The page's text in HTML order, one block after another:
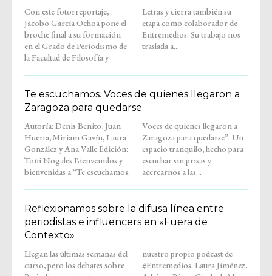
Con este fotorreportaje,
Jacobo García Ochoa pone el
broche final a su formación
en el Grado de Periodismo de
la Facultad de Filosofía y
Letras y cierra también su
etapa como colaborador de
Entremedios. Su trabajo nos
traslada a...
Te escuchamos. Voces de quienes llegaron a
Zaragoza para quedarse
Autoría: Denis Benito, Juan
Huerta, Miriam Gavín, Laura
González y Ana Valle Edición:
Toñi Nogales Bienvenidos y
bienvenidas a “Te escuchamos.
Voces de quienes llegaron a
Zaragoza para quedarse”. Un
espacio tranquilo, hecho para
escuchar sin prisas y
acercarnos a las...
Reflexionamos sobre la difusa línea entre
periodistas e influencers en «Fuera de
Contexto»
Llegan las últimas semanas del
curso, pero los debates sobre
nuestro propio podcast de
#Entremedios. Laura Jiménez,